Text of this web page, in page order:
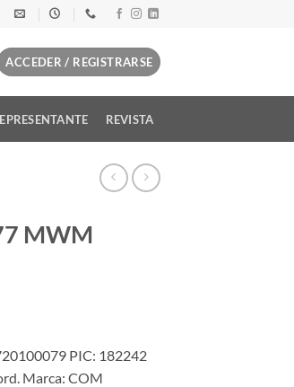
ACCEDER / REGISTRARSE
REVISTA
MWM
PIC: 182242
Marca: COM